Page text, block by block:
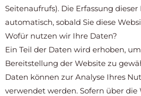
Seitenaufrufs). Die Erfassung
automatisch, sobald Sie diese
Wofür nutzen wir Ihre Daten?
Ein Teil der Daten wird erhoben,
Bereitstellung der Website zu
Daten können zur Analyse Ihres
verwendet werden. Sofern über die